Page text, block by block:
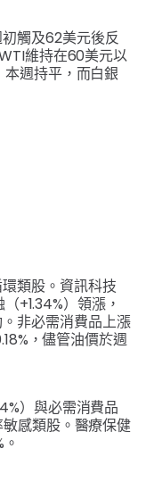
觸及62美元後反
維持在60美元以
週持平，而白銀
類股。資訊科技
+1.34%）領漲，
非必需消費品上漲
，儘管油價於週
）與必需消費品
敏感類股。醫療保健